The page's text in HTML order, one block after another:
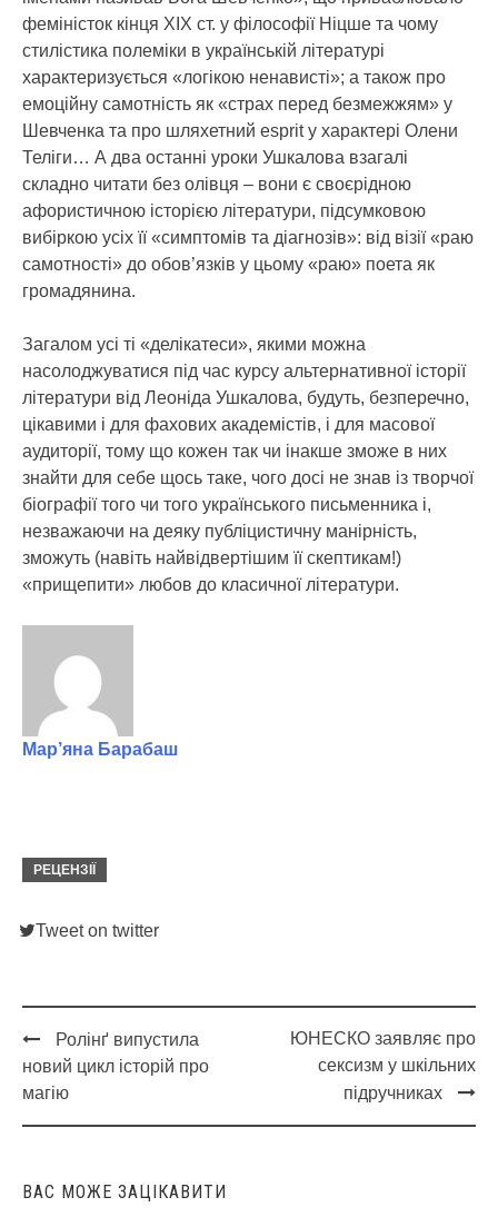
феміністок кінця ХІХ ст. у філософії Ніцше та чому
стилістика полеміки в українській літературі
характеризується «логікою ненависті»; а також про
емоційну самотність як «страх перед безмежжям» у
Шевченка та про шляхетний esprit у характері Олени
Теліги… А два останні уроки Ушкалова взагалі
складно читати без олівця – вони є своєрідною
афористичною історією літератури, підсумковою
вибіркою усіх її «симптомів та діагнозів»: від візії «раю
самотності» до обов’язків у цьому «раю» поета як
громадянина.
Загалом усі ті «делікатеси», якими можна
насолоджуватися під час курсу альтернативної історії
літератури від Леоніда Ушкалова, будуть, безперечно,
цікавими і для фахових академістів, і для масової
аудиторії, тому що кожен так чи інакше зможе в них
знайти для себе щось таке, чого досі не знав із творчої
біографії того чи того українського письменника і,
незважаючи на деяку публіцистичну манірність,
зможуть (навіть найвідвертішим її скептикам!)
«прищепити» любов до класичної літератури.
Мар’яна Барабаш
РЕЦЕНЗІЇ
Tweet on twitter
Post
navigation
Ролінґ випустила
новий цикл історій про
магію
ЮНЕСКО заявляє про
сексизм у шкільних
підручниках
ВАС МОЖЕ ЗАЦІКАВИТИ